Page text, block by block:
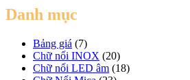
Danh mục
Bảng giá (7)
Chữ nổi INOX (20)
Chữ nổi LED âm (18)